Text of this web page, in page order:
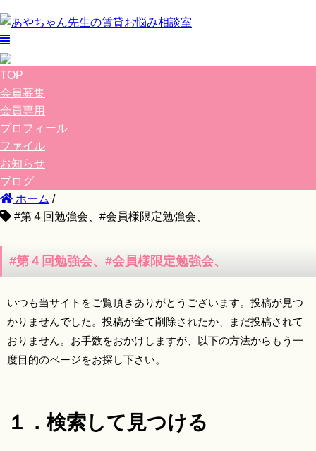
TOP
会員募集
会員専用
プロフィール
ファイル
お知らせ
ブログ
ホーム /
#第４回勉強会、#会員様限定勉強会、
#第４回勉強会、#会員様限定勉強会、
いつも当サイトをご覧頂きありがとうございます。投稿が見つ
かりませんでした。投稿が全て削除されたか、まだ投稿されて
おりません。お手数をおかけしますが、以下の方法からもう一
度目的のページをお探し下さい。
１．検索して見つける